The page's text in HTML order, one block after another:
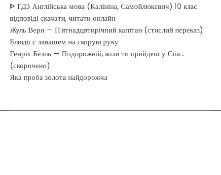
ᐈ ГДЗ Англійська мова (Калініна, Самойлюкевич) 10 клас
відповіді скачати, читати онлайн
Жуль Верн — П’ятнадцятирічний капітан (стислий переказ)
Блюдо с лавашем на скорую руку
Генріх Белль — Подорожній, коли ти прийдеш у Спа…
(скорочено)
Яка проба золота найдорожча